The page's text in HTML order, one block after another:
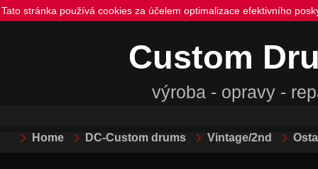
Tato stránka používá cookies za účelem optimalizace efektivního
Custom
výroba - opravy -
Home DC-Custom drums Vintage/2nd